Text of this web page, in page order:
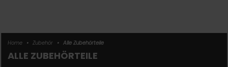
Home • Zubehör • Alle Zubehörteile
ALLE ZUBEHÖRTEILE